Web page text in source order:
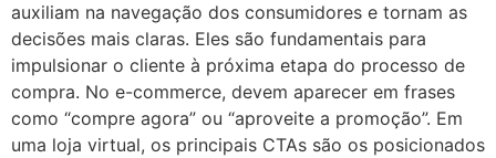
auxiliam na navegação dos consumidores e tornam as
decisões mais claras. Eles são fundamentais para
impulsionar o cliente à próxima etapa do processo de
compra. No e-commerce, devem aparecer em frases
como “compre agora” ou “aproveite a promoção”. Em
uma loja virtual, os principais CTAs são os posicionados